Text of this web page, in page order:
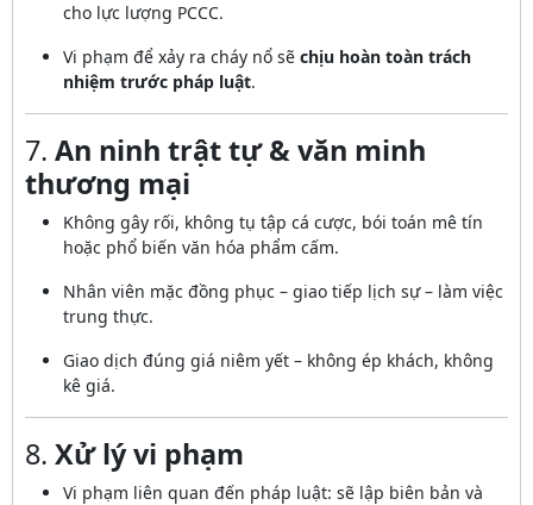
cho lực lượng PCCC.
Vi phạm để xảy ra cháy nổ sẽ chịu hoàn toàn trách
nhiệm trước pháp luật.
7. An ninh trật tự & văn minh
thương mại
Không gây rối, không tụ tập cá cược, bói toán mê tín
hoặc phổ biến văn hóa phẩm cấm.
Nhân viên mặc đồng phục – giao tiếp lịch sự – làm việc
trung thực.
Giao dịch đúng giá niêm yết – không ép khách, không
kê giá.
8. Xử lý vi phạm
Vi phạm liên quan đến pháp luật: sẽ lập biên bản và